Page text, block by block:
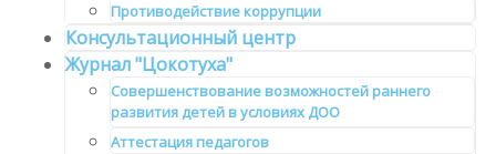
Противодействие коррупции
Консультационный центр
Журнал "Цокотуха"
Совершенствование возможностей раннего
развития детей в условиях ДОО
Аттестация педагогов